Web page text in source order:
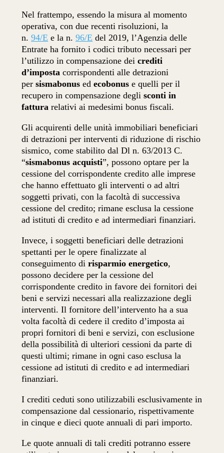
Nel frattempo, essendo la misura al momento
operativa, con due recenti risoluzioni, la
n.94/E e la n.96/E del 2019, l’Agenzia delle
Entrate ha fornito i codici tributo necessari per
l’utilizzo in compensazione deicrediti
d’imposta corrispondenti alle detrazioni
persismabonus edecobonus e quelli per il
recupero in compensazione deglisconti in
fattura relativi ai medesimi bonus fiscali.
Gli acquirenti delle unità immobiliari beneficiari
di detrazioni per interventi di riduzione di rischio
sismico, come stabilito dal Dl n. 63/2013 C.
“sismabonus acquisti”, possono optare per la
cessione del corrispondente credito alle imprese
che hanno effettuato gli interventi o ad altri
soggetti privati, con la facoltà di successiva
cessione del credito; rimane esclusa la cessione
ad istituti di credito e ad intermediari finanziari.
Invece, i soggetti beneficiari delle detrazioni
spettanti per le opere finalizzate al
conseguimento dirisparmio energetico,
possono decidere per la cessione del
corrispondente credito in favore dei fornitori dei
beni e servizi necessari alla realizzazione degli
interventi. Il fornitore dell’intervento ha a sua
volta facoltà di cedere il credito d’imposta ai
propri fornitori di beni e servizi, con esclusione
della possibilità di ulteriori cessioni da parte di
questi ultimi; rimane in ogni caso esclusa la
cessione ad istituti di credito e ad intermediari
finanziari.
I crediti ceduti sono utilizzabili esclusivamente in
compensazione dal cessionario, rispettivamente
in cinque e dieci quote annuali di pari importo.
Le quote annuali di tali crediti potranno essere